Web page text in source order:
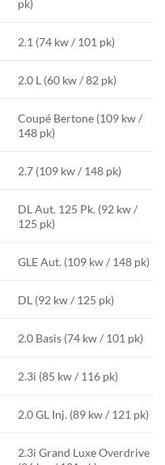
pk)
2.1 (74 kw / 101 pk)
2.0 L (60 kw / 82 pk)
Coupé Bertone (109 kw /
148 pk)
2.7 (109 kw / 148 pk)
DL Aut. 125 Pk. (92 kw /
125 pk)
GLE Aut. (109 kw / 148 pk)
DL (92 kw / 125 pk)
2.0 Basis (74 kw / 101 pk)
2.3i (85 kw / 116 pk)
2.0 GL Inj. (89 kw / 121 pk)
2.3i Grand Luxe Overdrive